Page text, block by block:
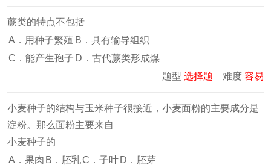
蕨类的特点不包括
A．用种子繁殖 B．具有输导组织
C．能产生孢子 D．古代蕨类形成煤
题型 选择题 难度 容易
小麦种子的结构与玉米种子很接近，小麦面粉的主要成分是
淀粉。那么面粉主要来自
小麦种子的
A．果肉 B．胚乳C．子叶 D．胚芽